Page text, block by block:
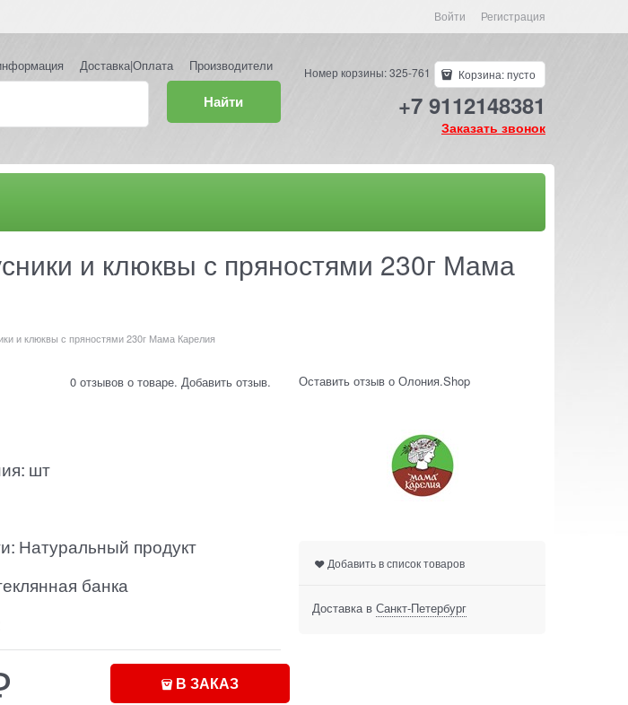
Войти Регистрация
Доставка|Оплата Производители
Найти
Номер корзины: 325-761 Корзина:пусто
+7 9112148381
Заказать звонок
и клюквы с пряностями 230г Мама
и клюквы с пряностями 230г Мама Карелия
0 отзывов о товаре. Добавить отзыв. Оставить отзыв о Олония.Shop
шт
Натуральный продукт
банка
В ЗАКАЗ
Добавить в список товаров
Доставка в Санкт-Петербург